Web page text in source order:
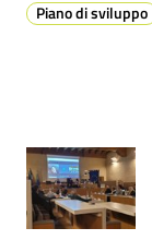
A
t
a
M
Piano di sviluppo
Contenuto